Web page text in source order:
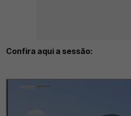
Confira aqui a sessão: